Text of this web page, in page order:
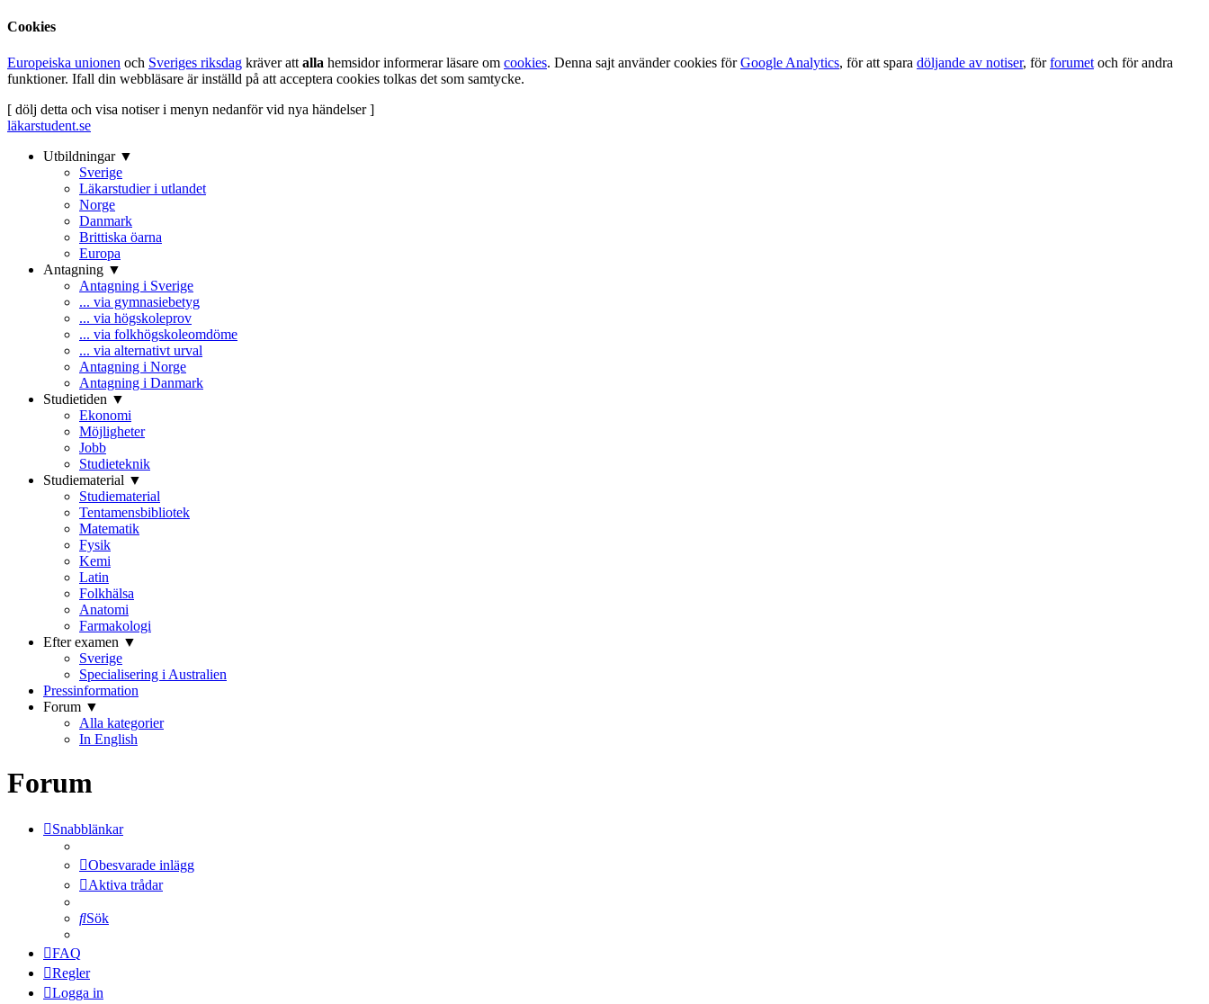
Cookies
Europeiska unionen och Sveriges riksdag kräver att alla hemsidor informerar läsare om cookies. Denna sajt använder cookies förGoogle Analytics, för att spara döljande av notiser, förforumet och för andra
funktioner. Ifall din webbläsare är inställd på att acceptera cookies tolkas det som samtycke.
[ dölj detta och visa notiser i menyn nedanför vid nya händelser ]
läkarstudent.se
Utbildningar ▼
Sverige
Läkarstudier i utlandet
Norge
Danmark
Brittiska öarna
Europa
Antagning ▼
Antagning i Sverige
... via gymnasiebetyg
... via högskoleprov
... via folkhögskoleomdöme
... via alternativt urval
Antagning i Norge
Antagning i Danmark
Studietiden ▼
Ekonomi
Möjligheter
Jobb
Studieteknik
Studiematerial ▼
Studiematerial
Tentamensbibliotek
Matematik
Fysik
Kemi
Latin
Folkhälsa
Anatomi
Farmakologi
Efter examen ▼
Sverige
Specialisering i Australien
Pressinformation
Forum ▼
Alla kategorier
In English
Forum
Snabblänkar
Obesvarade inlägg
Aktiva trådar
Sök
FAQ
Regler
Logga in